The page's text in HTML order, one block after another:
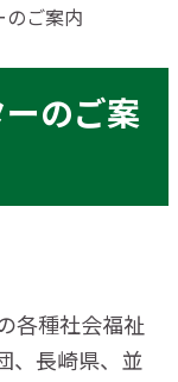
のご案内
のご案
各種社会福祉
、長崎県、並